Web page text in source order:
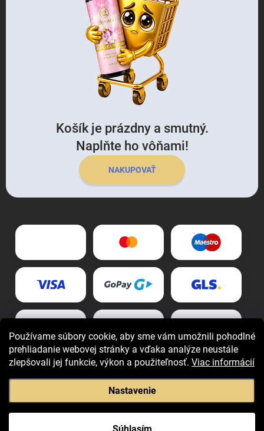
Používame súbory cookie, aby sme vám umožnili pohodlné
prehliadanie webovej stránky a vďaka analýze neustále
zlepšovali jej funkcie, výkon a použiteľnosť. Viac informácií
Nastavenie
Košík je prázdny a smutný.
Naplňte ho vôňami!
NAKUPOVAŤ